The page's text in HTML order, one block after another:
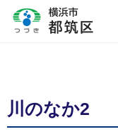
川のなか2